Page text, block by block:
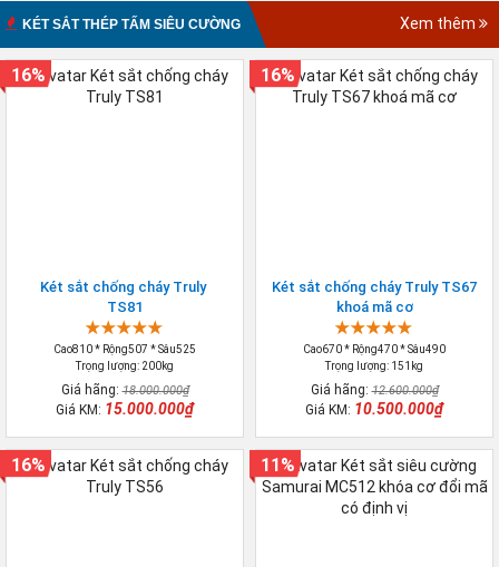
KÉT SẮT THÉP TẤM SIÊU CƯỜNG Xem thêm
Két sắt chống cháy Truly
TS81
Cao810 * Rộng507 * Sâu525
Trọng lượng: 200kg
Giá hãng:18.000.000₫
Giá KM: 15.000.000₫
16%
Két sắt chống cháy Truly TS67
khoá mã cơ
Cao670 * Rộng470 * Sâu490
Trọng lượng: 151kg
Giá hãng:12.600.000₫
Giá KM: 10.500.000₫
16%
16% 11%